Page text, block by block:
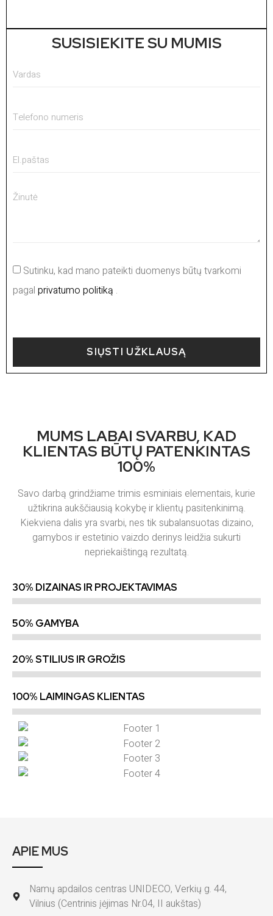
SUSISIEKITE SU MUMIS
Sutinku, kad mano pateikti duomenys būtų tvarkomi
pagal privatumo politiką .
SIŲSTI UŽKLAUSĄ
MUMS LABAI SVARBU, KAD
KLIENTAS BŪTŲ PATENKINTAS
100%
Savo darbą grindžiame trimis esminiais elementais, kurie
užtikrina aukščiausią kokybę ir klientų pasitenkinimą.
Kiekviena dalis yra svarbi, nes tik subalansuotas dizaino,
gamybos ir estetinio vaizdo derinys leidžia sukurti
nepriekaištingą rezultatą.
30% DIZAINAS IR PROJEKTAVIMAS
50% GAMYBA
20% STILIUS IR GROŽIS
100% LAIMINGAS KLIENTAS
APIE MUS
Namų apdailos centras UNIDECO, Verkių g. 44,
Vilnius (Centrinis įėjimas Nr.04, II aukštas)